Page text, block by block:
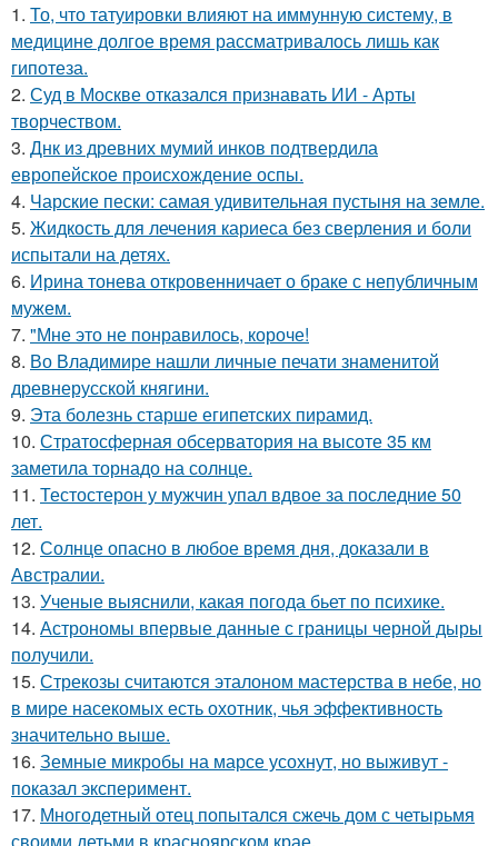
1. То, что татуировки влияют на иммунную систему, в
медицине долгое время рассматривалось лишь как
гипотеза.
2. Суд в Москве отказался признавать ИИ - Арты
творчеством.
3. Днк из древних мумий инков подтвердила
европейское происхождение оспы.
4. Чарские пески: самая удивительная пустыня на земле.
5. Жидкость для лечения кариеса без сверления и боли
испытали на детях.
6. Ирина тонева откровенничает о браке с непубличным
мужем.
7. "Мне это не понравилось, короче!
8. Во Владимире нашли личные печати знаменитой
древнерусской княгини.
9. Эта болезнь старше египетских пирамид.
10. Стратосферная обсерватория на высоте 35 км
заметила торнадо на солнце.
11. Тестостерон у мужчин упал вдвое за последние 50
лет.
12. Солнце опасно в любое время дня, доказали в
Австралии.
13. Ученые выяснили, какая погода бьет по психике.
14. Астрономы впервые данные с границы черной дыры
получили.
15. Стрекозы считаются эталоном мастерства в небе, но
в мире насекомых есть охотник, чья эффективность
значительно выше.
16. Земные микробы на марсе усохнут, но выживут -
показал эксперимент.
17. Многодетный отец попытался сжечь дом с четырьмя